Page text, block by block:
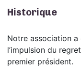
Historique
Notre association a
l’impulsion du
premier président.